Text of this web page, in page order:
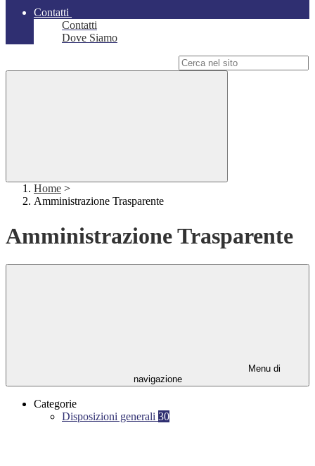
Contatti
Contatti
Dove Siamo
Home >
Amministrazione Trasparente
Amministrazione Trasparente
Menu di
navigazione
Categorie
Disposizioni generali 30